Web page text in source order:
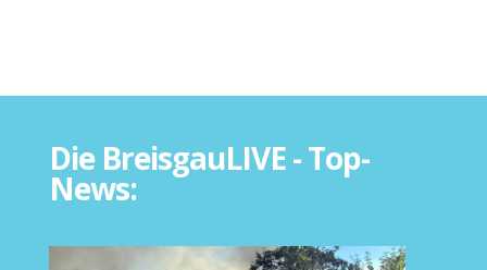
Die BreisgauLIVE - Top-
News: